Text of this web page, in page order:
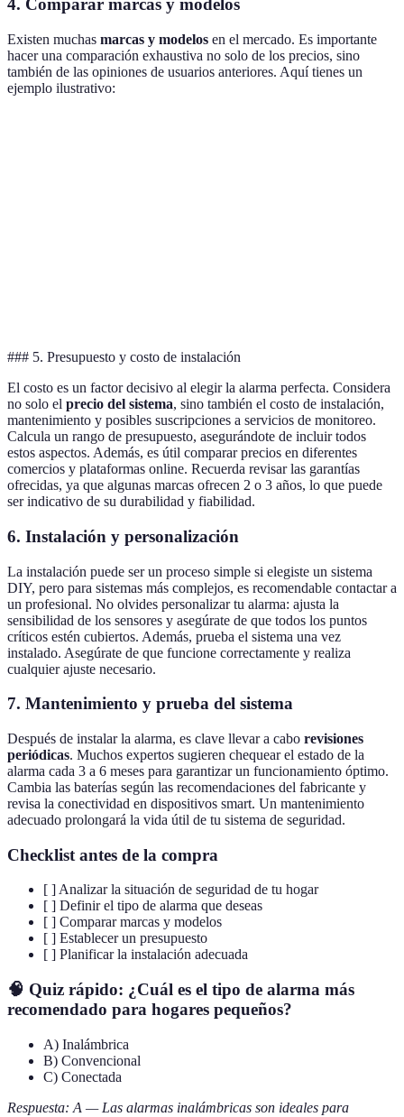
4. Comparar marcas y modelos
Existen muchas marcas y modelos en el mercado. Es importante
hacer una comparación exhaustiva no solo de los precios, sino
también de las opiniones de usuarios anteriores. Aquí tienes un
ejemplo ilustrativo:
### 5. Presupuesto y costo de instalación
El costo es un factor decisivo al elegir la alarma perfecta. Considera
no solo el precio del sistema, sino también el costo de instalación,
mantenimiento y posibles suscripciones a servicios de monitoreo.
Calcula un rango de presupuesto, asegurándote de incluir todos
estos aspectos. Además, es útil comparar precios en diferentes
comercios y plataformas online. Recuerda revisar las garantías
ofrecidas, ya que algunas marcas ofrecen 2 o 3 años, lo que puede
ser indicativo de su durabilidad y fiabilidad.
6. Instalación y personalización
La instalación puede ser un proceso simple si elegiste un sistema
DIY, pero para sistemas más complejos, es recomendable contactar a
un profesional. No olvides personalizar tu alarma: ajusta la
sensibilidad de los sensores y asegúrate de que todos los puntos
críticos estén cubiertos. Además, prueba el sistema una vez
instalado. Asegúrate de que funcione correctamente y realiza
cualquier ajuste necesario.
7. Mantenimiento y prueba del sistema
Después de instalar la alarma, es clave llevar a cabo revisiones
periódicas. Muchos expertos sugieren chequear el estado de la
alarma cada 3 a 6 meses para garantizar un funcionamiento óptimo.
Cambia las baterías según las recomendaciones del fabricante y
revisa la conectividad en dispositivos smart. Un mantenimiento
adecuado prolongará la vida útil de tu sistema de seguridad.
Checklist antes de la compra
[ ] Analizar la situación de seguridad de tu hogar
[ ] Definir el tipo de alarma que deseas
[ ] Comparar marcas y modelos
[ ] Establecer un presupuesto
[ ] Planificar la instalación adecuada
🧠 Quiz rápido: ¿Cuál es el tipo de alarma más
recomendado para hogares pequeños?
A) Inalámbrica
B) Convencional
C) Conectada
Respuesta: A — Las alarmas inalámbricas son ideales para